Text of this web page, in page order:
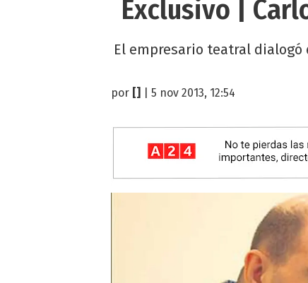
Exclusivo |
El empresario teatral dialogó
por | 5 nov 2013, 12:54